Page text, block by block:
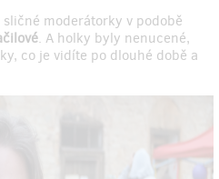
moderátorky v podobě
. A holky byly nenucené,
co je vidíte po dlouhé době a